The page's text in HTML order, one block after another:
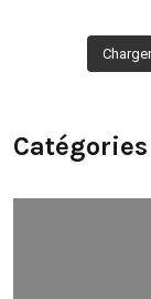
Catégories